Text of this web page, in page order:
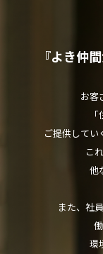
『よき仲
お客
ご提供してい
こ
他
また、社
環